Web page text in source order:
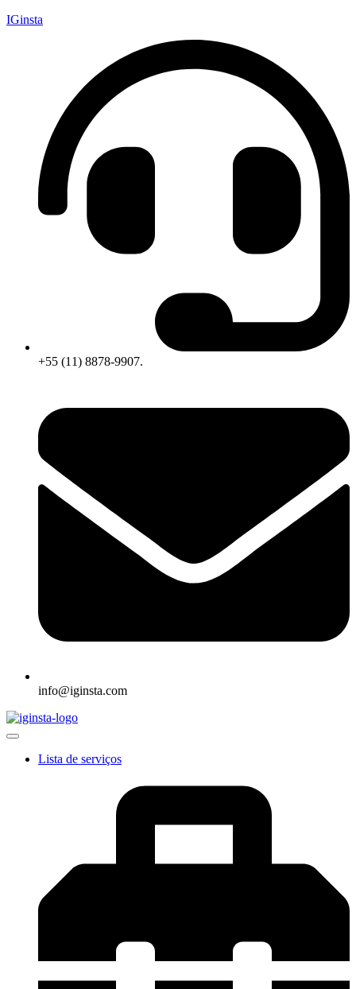
IGinsta
+55 (11) 8878-9907.
info@iginsta.com
Lista de serviços